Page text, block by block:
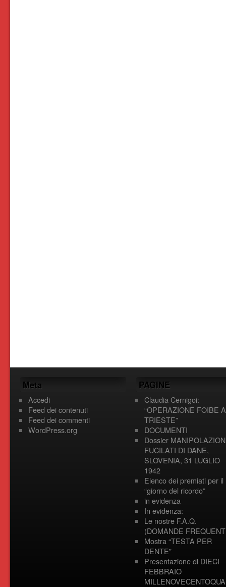
Meta
Accedi
Feed dei contenuti
Feed dei commenti
WordPress.org
PAGINE
Claudia Cernigoi:
“OPERAZIONE FOIBE A
TRIESTE”
DOCUMENTI
Dossier
FUCILATI DI DANE,
SLOVENIA, 31 LUGLIO
1942
Elenco dei premiati per il
“giorno del ricordo”
in evidenza
In evidenza:
Le nostre F.A.Q.
(DOMANDE
Mostra “TESTA PER
DENTE”
Presentazione di DIECI
FEBBRAIO